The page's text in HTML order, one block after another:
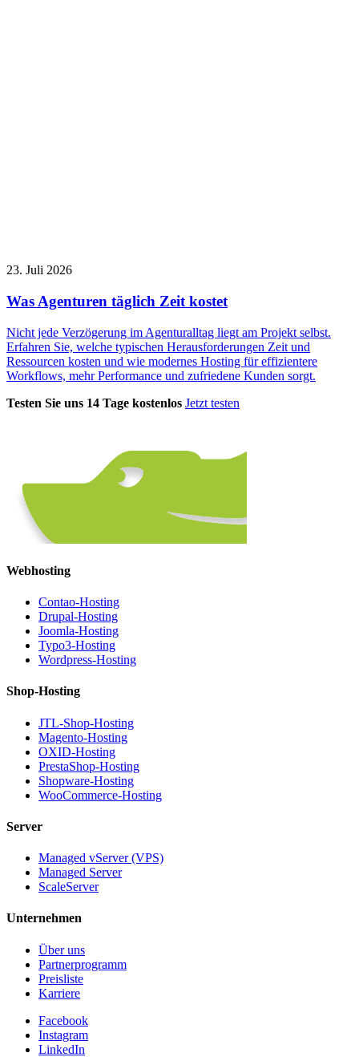
23. Juli 2026
Was Agenturen täglich Zeit kostet
Nicht jede Verzögerung im Agenturalltag liegt am Projekt selbst.
Erfahren Sie, welche typischen Herausforderungen Zeit und
Ressourcen kosten und wie modernes Hosting für effizientere
Workflows, mehr Performance und zufriedene Kunden sorgt.
Testen Sie uns 14 Tage kostenlos Jetzt testen
Webhosting
Contao-Hosting
Drupal-Hosting
Joomla-Hosting
Typo3-Hosting
Wordpress-Hosting
Shop-Hosting
JTL-Shop-Hosting
Magento-Hosting
OXID-Hosting
PrestaShop-Hosting
Shopware-Hosting
WooCommerce-Hosting
Server
Managed vServer (VPS)
Managed Server
ScaleServer
Unternehmen
Über uns
Partnerprogramm
Preisliste
Karriere
Facebook
Instagram
LinkedIn